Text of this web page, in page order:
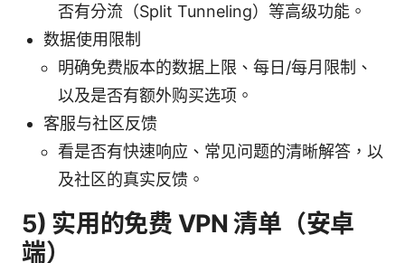
否有分流（Split Tunneling）等高级功能。
数据使用限制
明确免费版本的数据上限、每日/每月限制、
以及是否有额外购买选项。
客服与社区反馈
看是否有快速响应、常见问题的清晰解答，以
及社区的真实反馈。
5) 实用的免费 VPN 清单（安卓
端）